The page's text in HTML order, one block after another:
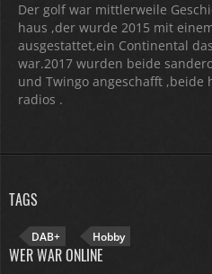
Der golf war mittlerweile
haus ,der wurde 2015 mit
ausgestattet,ein Continental
war.2017 wurden beide
und Twingo angeschafft ,beide
radios .
TAGS
DAB+ Hobby
WER WAR ONLINE